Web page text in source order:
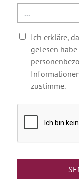
Ich erkläre,
gelesen
zustimme.